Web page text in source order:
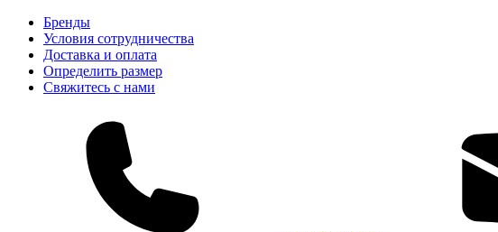
Бренды
Условия сотрудничества
Доставка и оплата
Определить размер
Свяжитесь с нами